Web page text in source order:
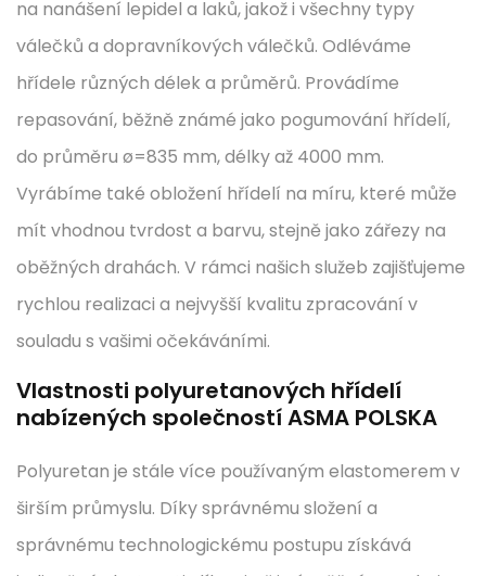
na nanášení lepidel a laků, jakož i všechny typy
válečků a dopravníkových válečků. Odléváme
hřídele různých délek a průměrů. Provádíme
repasování, běžně známé jako pogumování hřídelí,
do průměru ø=835 mm, délky až 4000 mm.
Vyrábíme také obložení hřídelí na míru, které může
mít vhodnou tvrdost a barvu, stejně jako zářezy na
oběžných drahách. V rámci našich služeb zajišťujeme
rychlou realizaci a nejvyšší kvalitu zpracování v
souladu s vašimi očekáváními.
Vlastnosti polyuretanových hřídelí
nabízených společností ASMA POLSKA
Polyuretan je stále více používaným elastomerem v
širším průmyslu. Díky správnému složení a
správnému technologickému postupu získává